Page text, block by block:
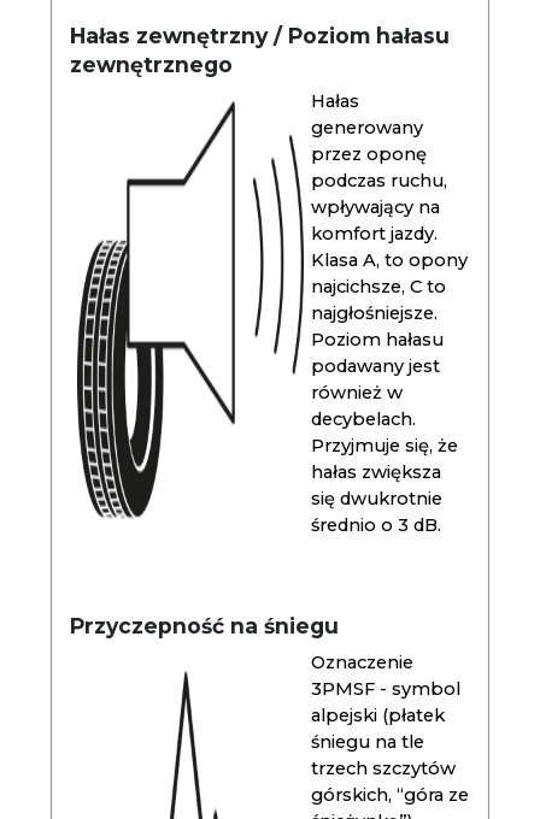
Hałas zewnętrzny / Poziom hałasu
zewnętrznego
Hałas
generowany
przez oponę
podczas ruchu,
wpływający na
komfort jazdy.
Klasa A, to opony
najcichsze, C to
najgłośniejsze.
Poziom hałasu
podawany jest
również w
decybelach.
Przyjmuje się, że
hałas zwiększa
się dwukrotnie
średnio o 3 dB.
Przyczepność na śniegu
Oznaczenie
3PMSF - symbol
alpejski (płatek
śniegu na tle
trzech szczytów
górskich, “góra ze